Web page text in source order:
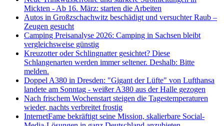
Mickten - Ab 16. März: starten die Arbeiten
Autos in Großzschachwitz beschädigt und versuchter Raub –
Zeugen gesucht
Camping Preisanalyse 2026: Camping in Sachsen bleibt
vergleichsweise günstig
Kreuzotter oder Schlingnatter gesichtet? Diese
Schlangenarten werden immer seltener. Deshalb: Bitte
melden.
Doppel A380 in Dresden: "Gigant der Lüfte" von Lufthansa
landete am Sonntag - weißer A380 aus der Halle gezogen
Nach frischem Wochenstart steigen die Tagestemperaturen
wieder, nachts verbreitet frostig
InternetFame bekräftigt seine Mission, skalierbare Social-